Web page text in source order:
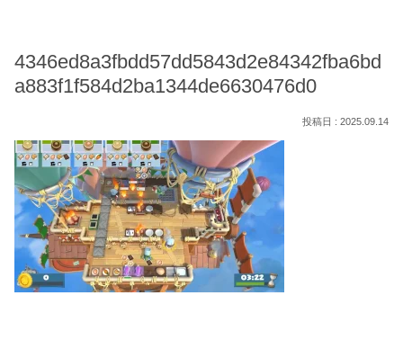
4346ed8a3fbdd57dd5843d2e84342fba6bd
a883f1f584d2ba1344de6630476d0
2025.09.14